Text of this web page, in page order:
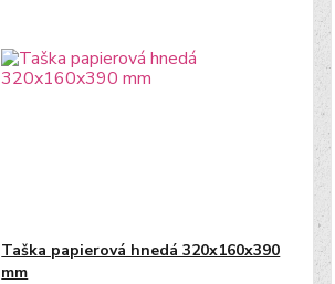
Taška papierová hnedá 320x160x390
mm